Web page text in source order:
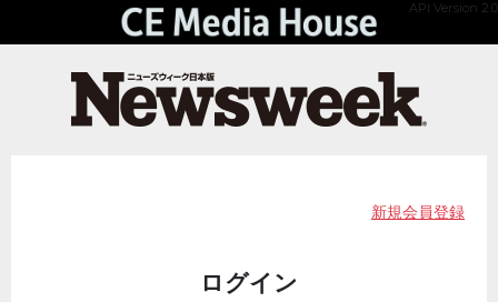
API Version 2.0
新規会員登録
ログイン